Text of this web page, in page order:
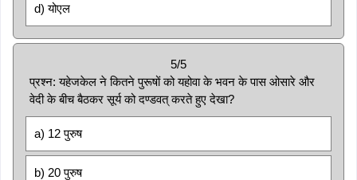
d) योएल
5/5
प्रश्न: यहेजकेल ने कितने पुरूषों को यहोवा के भवन के पास ओसारे और
वेदी के बीच बैठकर सूर्य को दण्डवत् करते हुए देखा?
a) 12 पुरुष
b) 20 पुरुष